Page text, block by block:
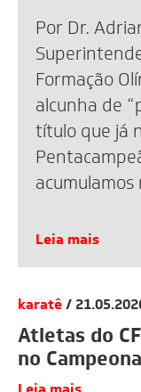
Por Dr.
Formação
alcunha de
título que já
acumulamos
na Copa de
Leia mais
karatê/
Atletas do
no